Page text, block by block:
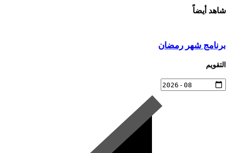
شاهد أيضاً
برنامج شهر رمضان
التقويم